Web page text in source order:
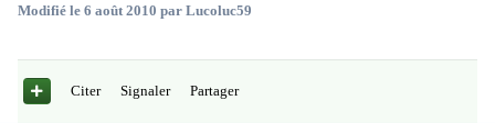
Modifié le 6 août 2010 par Lucoluc59
Citer Signaler Partager